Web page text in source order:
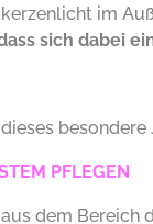
im
sich dabei
besondere
PFLEGEN
dem